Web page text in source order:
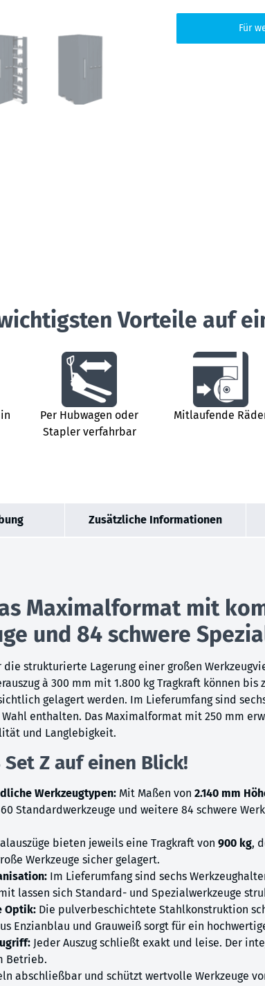
Für
Vorteile auf
Per Hubwagen oder
Stapler verfahrbar
Mitlaufende
Zusätzliche Informationen
Maximalformat mit
und 84 schwere
strukturierte Lagerung einer großen
à 300 mm mit 1.800 kg Tragkraft können
gelagert werden. Im Lieferumfang sind
Wahl enthalten. Das Maximalformat mit 250 mm
und Langlebigkeit.
Z auf einen Blick!
Werkzeugtypen: Mit Maßen von 2.140 mm
Standardwerkzeuge und weitere 84 schwere
bieten jeweils eine Tragkraft von 900 kg,
Werkzeuge sicher gelagert.
Im Lieferumfang sind sechs
lassen sich Standard- und Spezialwerkzeuge
Optik: Die pulverbeschichtete Stahlkonstruktion
Enzianblau und Grauweiß sorgt für ein
Jeder Auszug schließt exakt und leise. Der
Betrieb.
abschließbar und schützt wertvolle Werkzeuge